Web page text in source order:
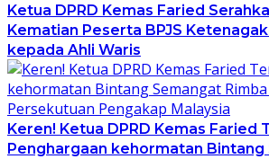
Ketua DPRD Kemas Faried
Kematian Peserta BPJS
kepada Ahli Waris
Keren! Ketua DPRD Kemas Faried
Penghargaan kehormatan Bintang